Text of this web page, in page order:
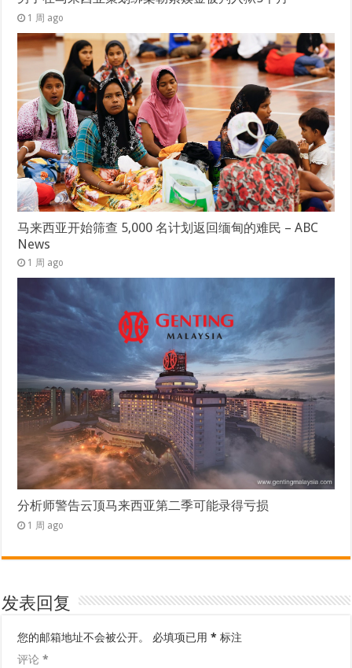
1 周 ago
马来西亚开始筛查 5,000 名计划返回缅甸的难民 – ABC
News
1 周 ago
分析师警告云顶马来西亚第二季可能录得亏损
1 周 ago
发表回复
您的邮箱地址不会被公开。 必填项已用* 标注
评论*